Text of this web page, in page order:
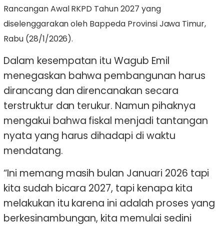
Rancangan Awal RKPD Tahun 2027 yang
diselenggarakan oleh Bappeda Provinsi Jawa Timur,
Rabu (28/1/2026).
Dalam kesempatan itu Wagub Emil
menegaskan bahwa pembangunan harus
dirancang dan direncanakan secara
terstruktur dan terukur. Namun pihaknya
mengakui bahwa fiskal menjadi tantangan
nyata yang harus dihadapi di waktu
mendatang.
“Ini memang masih bulan Januari 2026 tapi
kita sudah bicara 2027, tapi kenapa kita
melakukan itu karena ini adalah proses yang
berkesinambungan, kita memulai sedini